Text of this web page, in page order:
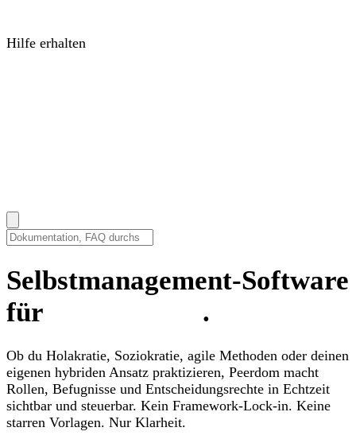
Hilfe erhalten
Selbstmanagement-Software
für
.
Ob du Holakratie, Soziokratie, agile Methoden oder deinen
eigenen hybriden Ansatz praktizieren, Peerdom macht
Rollen, Befugnisse und Entscheidungsrechte in Echtzeit
sichtbar und steuerbar. Kein Framework-Lock-in. Keine
starren Vorlagen. Nur Klarheit.